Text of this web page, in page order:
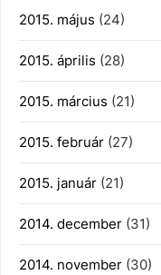
2015. május (24)
2015. április (28)
2015. március (21)
2015. február (27)
2015. január (21)
2014. december (31)
2014. november (30)